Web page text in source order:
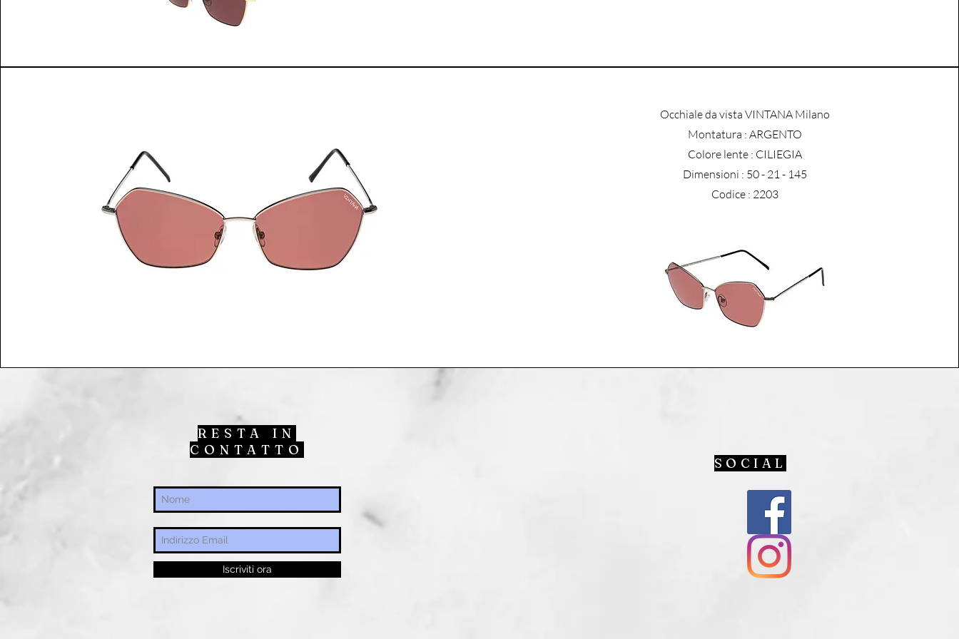
Occhiale da vista VINTANA Milano
​Montatura : ARGENTO
Colore lente : CILIEGIA
Dimensioni : 50 - 21 - 145
Codice : 2203
Iscriviti ora
RESTA IN
CONTATTO
SOCIAL